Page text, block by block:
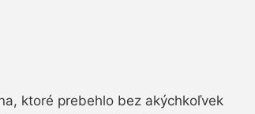
ktoré prebehlo bez akýchkoľvek